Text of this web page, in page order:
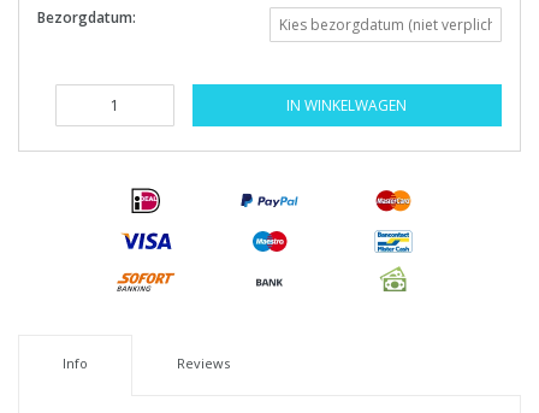
Bezorgdatum:
IN WINKELWAGEN
Info Reviews